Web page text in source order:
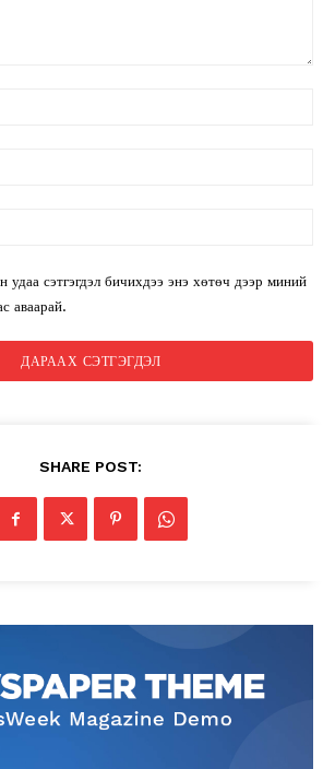
удаа сэтгэгдэл бичихдээ энэ хөтөч дээр миний
аваарай.
SHARE POST: